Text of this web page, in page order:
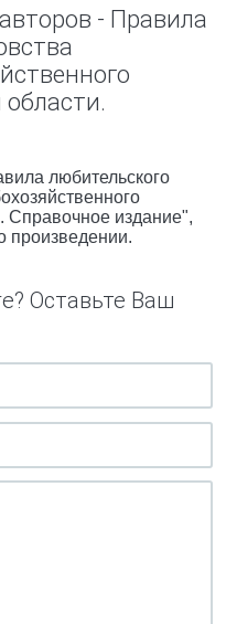
- Правила
любительского
Справочное издание",
произведении.
Оставьте Ваш